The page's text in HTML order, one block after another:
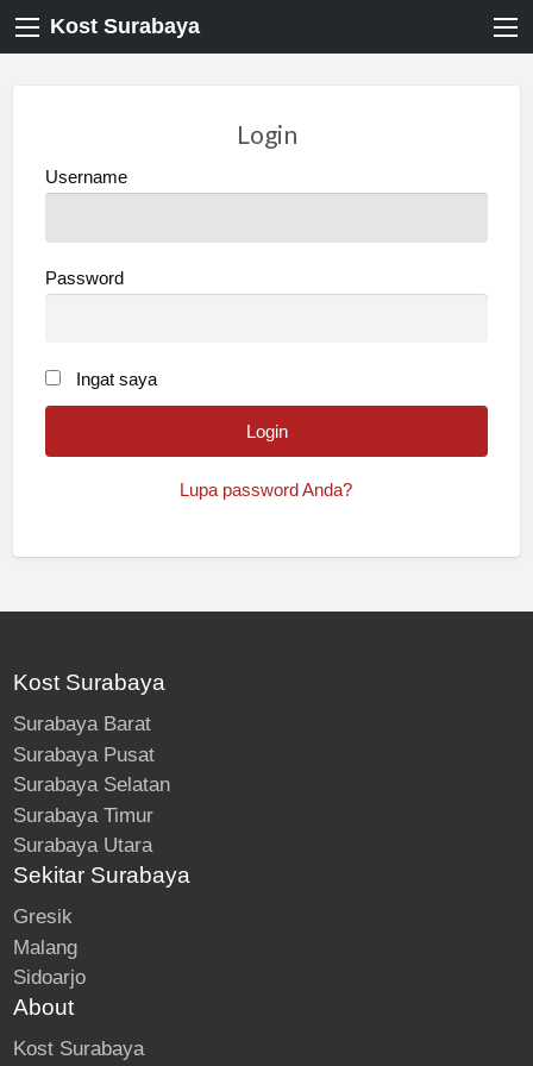
Kost Surabaya
Login
Username
Password
Ingat saya
Lupa password Anda?
Kost Surabaya
Surabaya Barat
Surabaya Pusat
Surabaya Selatan
Surabaya Timur
Surabaya Utara
Sekitar Surabaya
Gresik
Malang
Sidoarjo
About
Kost Surabaya